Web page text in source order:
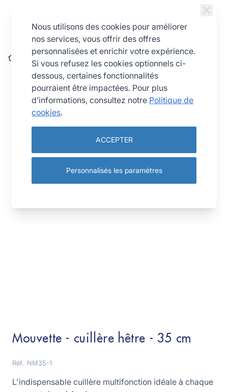
Mouvette - cuillère hêtre - 35 cm
Mouvette - cuillère hêtre - 35 cm
Réf. NM35-1
L'indispensable cuillère multifonction idéale à chaque
Nous utilisons des cookies pour améliorer
nos services, vous offrir des offres
personnalisées et enrichir votre expérience.
Si vous refusez les cookies optionnels ci-
dessous, certaines fonctionnalités
pourraient être impactées. Pour plus
d’informations, consultez notre Politique de
cookies.
ACCEPTER
Personnalisés les paramètres